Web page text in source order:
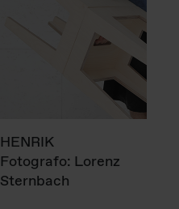
HENRIK
Fotografo: Lorenz
Sternbach